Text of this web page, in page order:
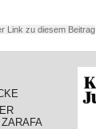
Link zu diesem Beitrag